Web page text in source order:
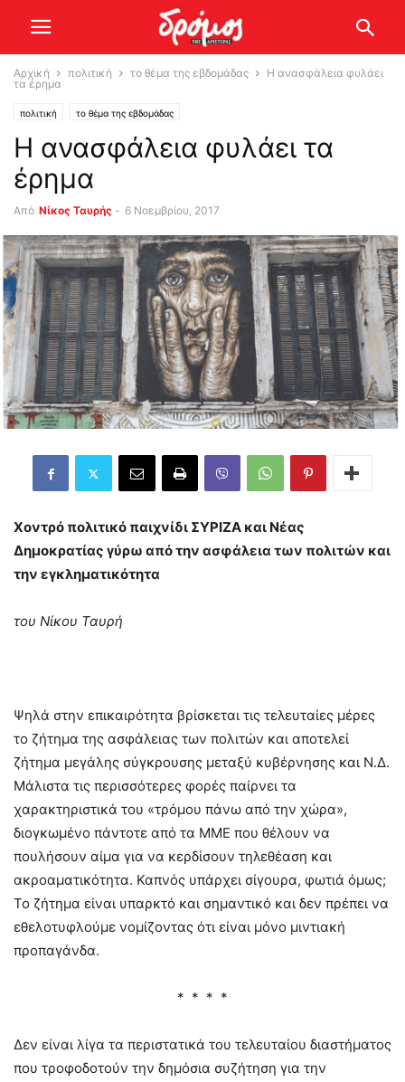
Αρχική πολιτική το θέμα της εβδομάδας
Η ανασφάλεια φυλάει
τα έρημα
πολιτική το θέμα της εβδομάδας
Η ανασφάλεια φυλάει τα
έρημα
Από Νίκος Ταυρής - 6 Νοεμβρίου, 2017
Χοντρό πολιτικό παιχνίδι ΣΥΡΙΖΑ και Νέας
Δημοκρατίας γύρω από την ασφάλεια των πολιτών και
την εγκληματικότητα
του Νίκου Ταυρή
Ψηλά στην επικαιρότητα βρίσκεται τις τελευταίες μέρες
το ζήτημα της ασφάλειας των πολιτών και αποτελεί
ζήτημα μεγάλης σύγκρουσης μεταξύ κυβέρνησης και Ν.Δ.
Μάλιστα τις περισσότερες φορές παίρνει τα
χαρακτηριστικά του «τρόμου πάνω από την χώρα»,
διογκωμένο πάντοτε από τα ΜΜΕ που θέλουν να
πουλήσουν αίμα για να κερδίσουν τηλεθέαση και
ακροαματικότητα. Καπνός υπάρχει σίγουρα, φωτιά όμως;
Το ζήτημα είναι υπαρκτό και σημαντικό και δεν πρέπει να
εθελοτυφλούμε νομίζοντας ότι είναι μόνο μιντιακή
προπαγάνδα.
* * * *
Δεν είναι λίγα τα περιστατικά του τελευταίου διαστήματος
που τροφοδοτούν την δημόσια συζήτηση για την